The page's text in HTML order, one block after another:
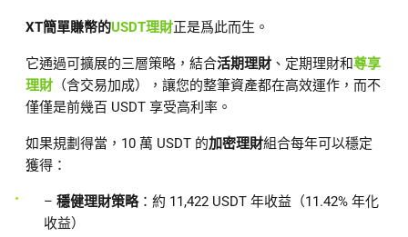
XT簡單賺幣的USDT理財正是爲此而生。
它通過可擴展的三層策略，結合活期理財 、定期理財和尊享
理財 （含交易加成），讓您的整筆資產都在高效運作，而不
僅僅是前幾百 USDT 享受高利率。
如果規劃得當，10 萬 USDT 的加密理財組合每年可以穩定
獲得：
– 穩健理財策略：約 11,422 USDT 年收益（11.42% 年化
收益）